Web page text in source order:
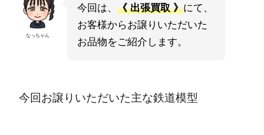
なっちゃん
今回は、 《 出張買取 》にて、
お客様からお譲りいただいた
お品物をご紹介します。
今回お譲りいただいた主な鉄道模型